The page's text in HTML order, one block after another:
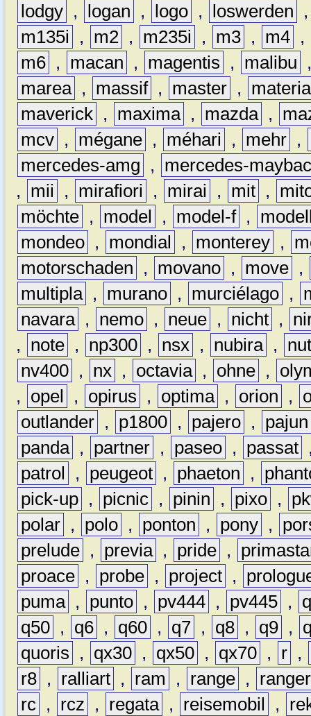
lodgy , logan , logo , loswerden
m135i
, m2 , m235i , m3 , m4 ,
m6 , macan , magentis , malibu
marea , massif , master ,
materia
maverick , maxima , mazda ,
mcv , mégane , méhari , mehr ,
mercedes-amg
,
mercedes-
,
mii , mirafiori , mirai , mit ,
möchte , model , model-f ,
mondeo , mondial , monterey ,
motorschaden
, movano , move ,
multipla , murano , murciélago ,
navara , nemo , neue , nicht ,
,
note , np300 , nsx , nubira ,
nv400 , nx , octavia , ohne ,
,
opel , opirus , optima , orion ,
outlander , p1800 , pajero ,
pajun
panda , partner , paseo , passat
patrol
, peugeot , phaeton ,
pick-up , picnic , pinin , pixo ,
polar , polo , ponton , pony ,
prelude , previa , pride ,
proace , probe , project ,
puma , punto , pv444 , pv445 ,
q50 , q6 , q60 , q7 , q8 , q9 ,
quoris
, qx30 , qx50 , qx70 , r ,
r8 , ralliart , ram , range ,
ranger
rc , rcz , regata , reisemobil ,